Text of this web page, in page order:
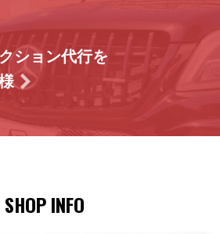
ション代行を
SHOP INFO